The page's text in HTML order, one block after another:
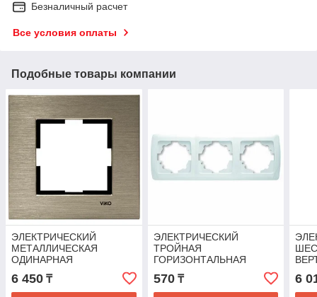
Безналичный расчет
Все условия оплаты
Подобные товары компании
ЭЛЕКТРИЧЕСКИЙ
МЕТАЛЛИЧЕСКАЯ
ОДИНАРНАЯ
ГОРИЗОНТАЛЬНАЯ
РАМКА
(БРОНЗА)NOVELLA
6 450 ₸
ЭЛЕКТРИЧЕСКИЙ
ТРОЙНАЯ
ГОРИЗОНТАЛЬНАЯ
РАМКА
570₸ 6